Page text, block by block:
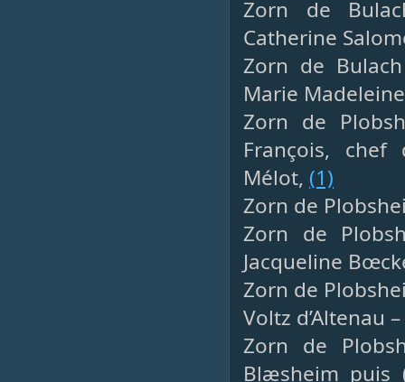
Zorn de
Catherine
Zorn de
Marie
Zorn de
François, chef
Mélot, (1)
Zorn de
Zorn de
Jacqueline
Zorn de
Voltz d’Altenau
Zorn de
Blæsheim puis